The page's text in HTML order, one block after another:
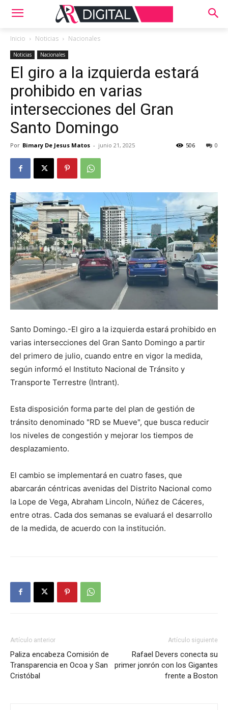
Inicio Noticias Nacionales
Noticias Nacionales
El giro a la izquierda estará
prohibido en varias
intersecciones del Gran
Santo Domingo
Por Bimary De Jesus Matos - junio 21, 2025 0
506
Santo Domingo.-El giro a la izquierda estará prohibido en
varias intersecciones del Gran Santo Domingo a partir
del primero de julio, cuando entre en vigor la medida,
según informó el Instituto Nacional de Tránsito y
Transporte Terrestre (Intrant).
Esta disposición forma parte del plan de gestión de
tránsito denominado "RD se Mueve", que busca reducir
los niveles de congestión y mejorar los tiempos de
desplazamiento.
El cambio se implementará en cuatro fases, que
abarcarán céntricas avenidas del Distrito Nacional como
la Lope de Vega, Abraham Lincoln, Núñez de Cáceres,
entre otras. Cada dos semanas se evaluará el desarrollo
de la medida, de acuerdo con la institución.
Artículo anterior
Paliza encabeza Comisión de
Transparencia en Ocoa y San
Cristóbal
Artículo siguiente
Rafael Devers conecta su
primer jonrón con los Gigantes
frente a Boston